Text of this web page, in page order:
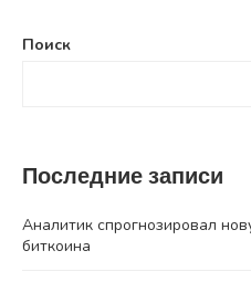
Поиск
Последние записи
Аналитик спрогнозировал
биткоина